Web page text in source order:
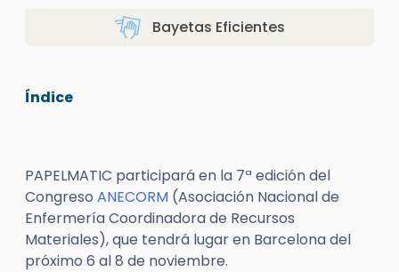
Bayetas Eficientes
Índice
PAPELMATIC participará en la 7ª edición del
Congreso ANECORM (Asociación Nacional de
Enfermería Coordinadora de Recursos
Materiales), que tendrá lugar en Barcelona del
próximo 6 al 8 de noviembre.